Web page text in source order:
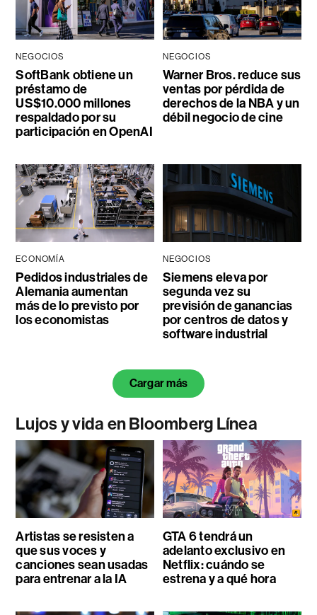
NEGOCIOS
SoftBank obtiene un
préstamo de
US$10.000 millones
respaldado por su
participación en OpenAI
NEGOCIOS
Warner Bros. reduce sus
ventas por pérdida de
derechos de la NBA y un
débil negocio de cine
ECONOMÍA
Pedidos industriales de
Alemania aumentan
más de lo previsto por
los economistas
NEGOCIOS
Siemens eleva por
segunda vez su
previsión de ganancias
por centros de datos y
software industrial
Cargar más
Lujos y vida en Bloomberg Línea
Artistas se resisten a
que sus voces y
canciones sean usadas
para entrenar a la IA
GTA 6 tendrá un
adelanto exclusivo en
Netflix: cuándo se
estrena y a qué hora